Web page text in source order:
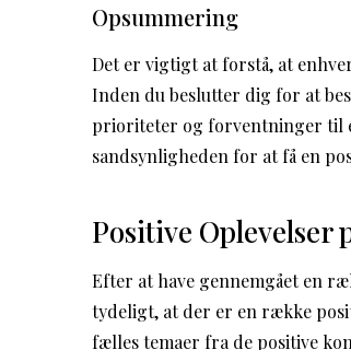
Opsummering
Det er vigtigt at forstå, at
Inden du beslutter dig for at
prioriteter og forventninger til
sandsynligheden for at få en
Positive Oplevelser
Efter at have gennemgået en
tydeligt, at der er en række
fælles temaer fra de positive